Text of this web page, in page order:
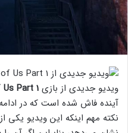
ویدیو جدیدی از بازی Part 1
آینده فاش شده است که در
نکته مهم اینکه این ویدیو